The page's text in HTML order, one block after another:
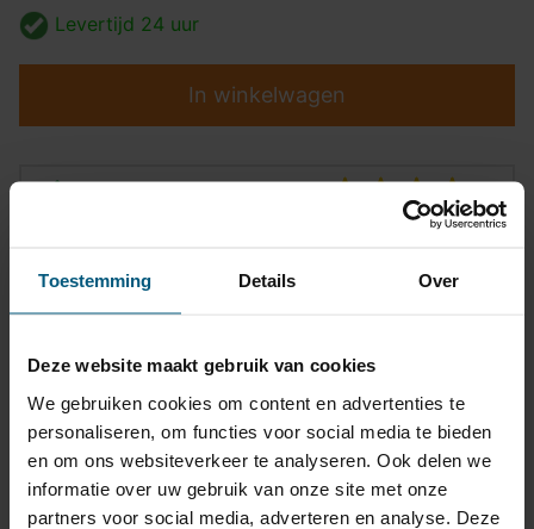
Toestemming Details Over
Deze website maakt gebruik van cookies
We gebruiken cookies om content en advertenties te
personaliseren, om functies voor social media te bieden
en om ons websiteverkeer te analyseren. Ook delen we
informatie over uw gebruik van onze site met onze
partners voor social media, adverteren en analyse. Deze
Levertijd 24 uur
In winkelwagen
Snelle levering
Klantbeoordeling 9,2/10
Kabelset specificatie